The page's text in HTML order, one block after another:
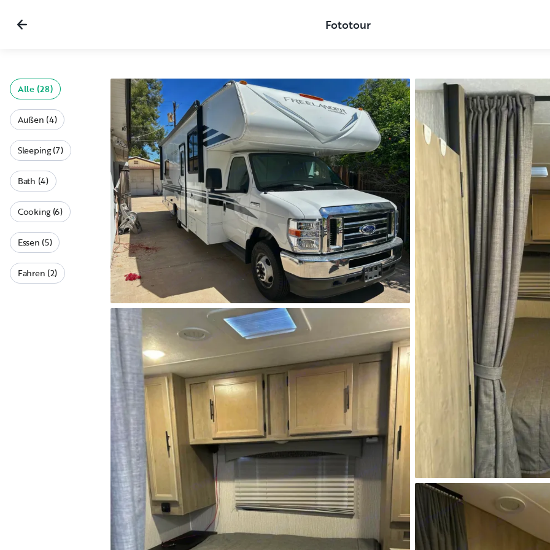
Fototour
Alle (28)
Außen (4)
Sleeping (7)
Bath (4)
Cooking (6)
Essen (5)
Fahren (2)